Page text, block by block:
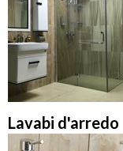
Lavabi d'arredo